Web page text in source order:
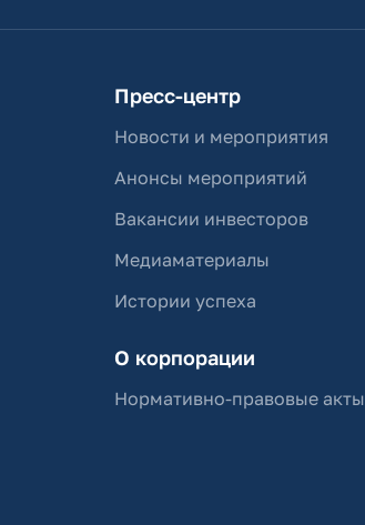
Пресс-центр
Новости и мероприятия
Анонсы мероприятий
Вакансии инвесторов
Медиаматериалы
Истории успеха
О корпорации
Нормативно-правовые акты